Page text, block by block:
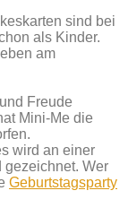
sind bei
als Kinder.
am
Freude
Mini-Me die
wird an einer
gezeichnet. Wer
Geburtstagsparty